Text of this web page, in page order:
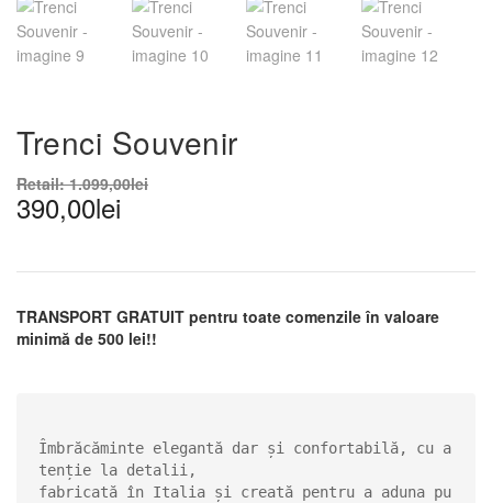
Trenci Souvenir
Retail:1.099,00lei
390,00lei
TRANSPORT GRATUIT pentru toate comenzile în valoare
minimă de 500 lei!!
Îmbrăcăminte elegantă dar și confortabilă, cu a
tenție la detalii,
fabricată în Italia și creată pentru a aduna pu